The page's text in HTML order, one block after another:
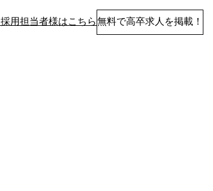
採用担当者様はこちら無料で高卒求人を掲載！